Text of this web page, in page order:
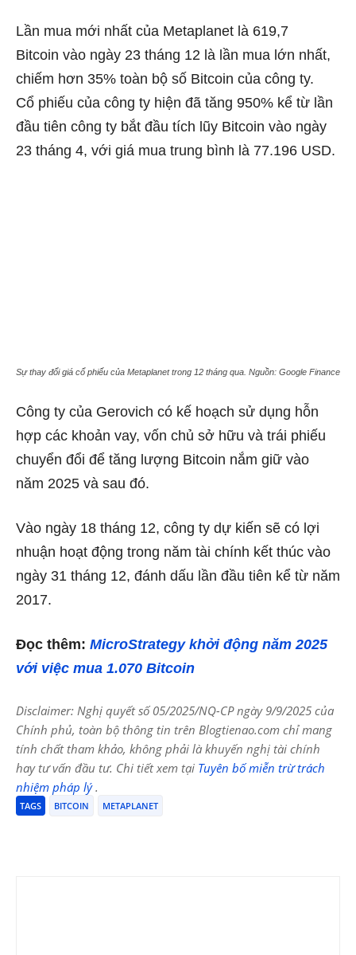
Lần mua mới nhất của Metaplanet là 619,7
Bitcoin vào ngày 23 tháng 12 là lần mua lớn nhất,
chiếm hơn 35% toàn bộ số Bitcoin của công ty.
Cổ phiếu của công ty hiện đã tăng 950% kể từ lần
đầu tiên công ty bắt đầu tích lũy Bitcoin vào ngày
23 tháng 4, với giá mua trung bình là 77.196 USD.
Sự thay đổi giá cổ phiếu của Metaplanet trong 12 tháng qua. Nguồn: Google Finance
Công ty của Gerovich có kế hoạch sử dụng hỗn
hợp các khoản vay, vốn chủ sở hữu và trái phiếu
chuyển đổi để tăng lượng Bitcoin nắm giữ vào
năm 2025 và sau đó.
Vào ngày 18 tháng 12, công ty dự kiến ​​sẽ có lợi
nhuận hoạt động trong năm tài chính kết thúc vào
ngày 31 tháng 12, đánh dấu lần đầu tiên kể từ năm
2017.
Đọc thêm: MicroStrategy khởi động năm 2025
với việc mua 1.070 Bitcoin
Disclaimer: Nghị quyết số 05/2025/NQ-CP ngày 9/9/2025 của
Chính phủ, toàn bộ thông tin trên Blogtienao.com chỉ mang
tính chất tham khảo, không phải là khuyến nghị tài chính
hay tư vấn đầu tư. Chi tiết xem tại Tuyên bố miễn trừ trách
nhiệm pháp lý.
TAGS BITCOIN METAPLANET